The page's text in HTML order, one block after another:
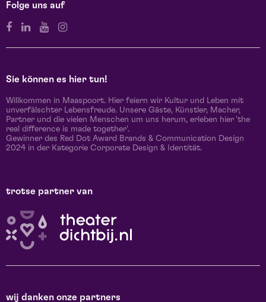
Folge uns auf
Sie können es hier tun!
Willkommen in Maaspoort. Hier feiern wir Kultur und Leben mit
unverfälschter Lebensfreude. Unsere Gäste, Künstler, Macher,
Partner und die vielen Menschen um uns herum, erleben hier 'the
real difference is made together'.
Gewinner des Red Dot Award Brands & Communication Design
2024 in der Kategorie Corporate Design & Identität.
trotse partner van
wij danken onze partners